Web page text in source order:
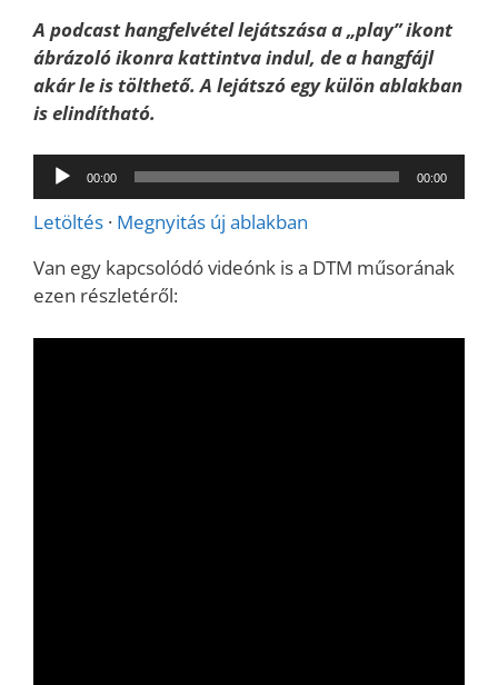
A podcast hangfelvétel lejátszása a „play” ikont
ábrázoló ikonra kattintva indul, de a hangfájl
akár le is tölthető. A lejátszó egy külön ablakban
is elindítható.
Audió
lejátszó
00:00 00:00
Letöltés · Megnyitás új ablakban
Van egy kapcsolódó videónk is a DTM műsorának
ezen részletéről: